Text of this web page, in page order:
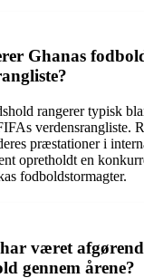
Ghanas
rangerer typisk
verdensrangliste.
præstationer i
opretholdt en
fodboldstormagter.
været
gennem årene?